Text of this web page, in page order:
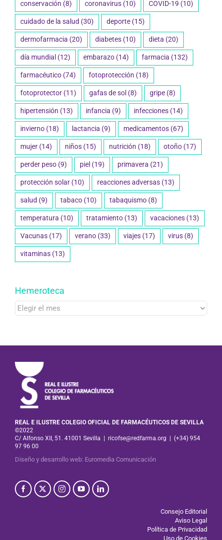
conservación(8) coronavirus(10) COVID-19(10)
cuidado de la salud(30) deporte(15)
dermofarmacia(20) diabetes(10) dieta(20)
día mundial(12) embarazo(14) farmacia(132)
farmacéutico(74) fotoprotección(18)
fotoprotector(11) gafas de sol(8) gripe(8)
hipertensión(13) infancia(9) infecciones(14)
invierno(18) lactancia(9) medicamentos(67)
mujer(14) niños(15) nutrición(18) otoño(17)
perder peso(9) piel(19) primavera(21)
protección solar(10) reacciones adversas(13)
salud(9) tabaco(10) tabaquismo(8)
temperatura(10) tratamiento(13) vacaciones(13)
Vacunas(17) verano(33) viajes(17) virus(8)
vitaminas(13)
Hemeroteca
Hemeroteca
REAL E ILUSTRE COLEGIO OFICIAL DE FARMACÉUTICOS DE SEVILLA
©2022
C/ Alfonso XII, 51. 41001 Sevilla
97 96 00
Consejo Editorial
Aviso Legal
Política de Privacidad